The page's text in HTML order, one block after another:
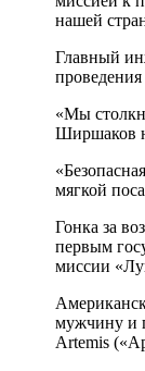
нашей
Главный
«Мы
Ширшаков
мягкой
Гонка за
первым
миссии
мужчину и
Artemis